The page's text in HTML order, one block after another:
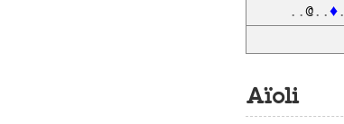
..@..♦.
Aïoli